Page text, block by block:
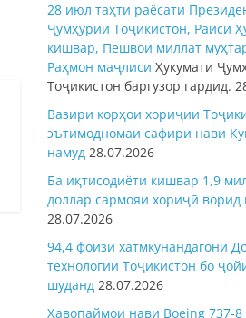
28 июл таҳти раёсати
Ҷумҳурии Тоҷикистон, Раиси
кишвар, Пешвои миллат
Раҳмон маҷлиси Ҳукумати
Тоҷикистон баргузор гардид.
Вазири корҳои хориҷии
эътимодномаи сафири нави
намуд 28.07.2026
Ба иқтисодиёти кишвар 1,9
доллар сармояи хориҷӣ ворид
28.07.2026
94,4 фоизи хатмкунандагони
технологии Тоҷикистон бо
шуданд 28.07.2026
Ҳавопаймои нави Boeing 737-8